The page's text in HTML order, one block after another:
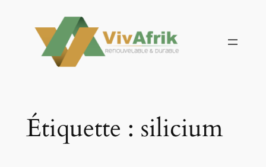
contenu
Étiquette : silicium